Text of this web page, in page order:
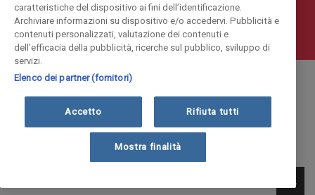
Iscritta al Registro Imprese di Como al n. 10410 | Capitale
Sociale Euro 1.884.300 i.v.
caratteristiche del dispositivo ai fini dell’identificazione.
Archiviare informazioni su dispositivo e/o accedervi. Pubblicità e
contenuti personalizzati, valutazione dei contenuti e
dell’efficacia della pubblicità, ricerche sul pubblico, sviluppo di
servizi.
Elenco dei partner (fornitori)
Accetto Rifiuta tutti
Mostra finalità